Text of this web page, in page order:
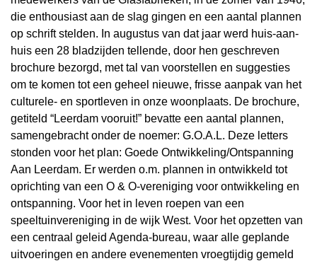
die enthousiast aan de slag gingen en een aantal plannen
op schrift stelden. In augustus van dat jaar werd huis-aan-
huis een 28 bladzijden tellende, door hen geschreven
brochure bezorgd, met tal van voorstellen en suggesties
om te komen tot een geheel nieuwe, frisse aanpak van het
culturele- en sportleven in onze woonplaats. De brochure,
getiteld “Leerdam vooruit!” bevatte een aantal plannen,
samengebracht onder de noemer: G.O.A.L. Deze letters
stonden voor het plan: Goede Ontwikkeling/Ontspanning
Aan Leerdam. Er werden o.m. plannen in ontwikkeld tot
oprichting van een O & O-vereniging voor ontwikkeling en
ontspanning. Voor het in leven roepen van een
speeltuinvereniging in de wijk West. Voor het opzetten van
een centraal geleid Agenda-bureau, waar alle geplande
uitvoeringen en andere evenementen vroegtijdig gemeld